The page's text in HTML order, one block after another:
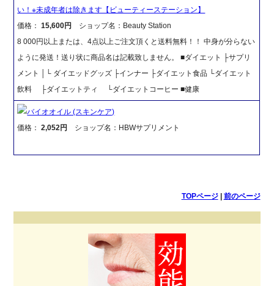
い！※未成年者は除きます【ビューティーステーション】
価格：15,600円
ショップ名：Beauty Station
8 000円以上または、4点以上ご注文頂くと送料無料！！ 中身が分らない
ように発送！送り状に商品名は記載致しません。 ■ダイエット ├サプリ
メント │└ ダイエッドグッズ ├インナー ├ダイエット食品 └ダイエット
飲料 ├ダイエットティ └ダイエットコーヒー ■健康
バイオオイル (スキンケア)
価格：2,052円 ショップ名：HBWサプリメント
TOPページ| 前のページ